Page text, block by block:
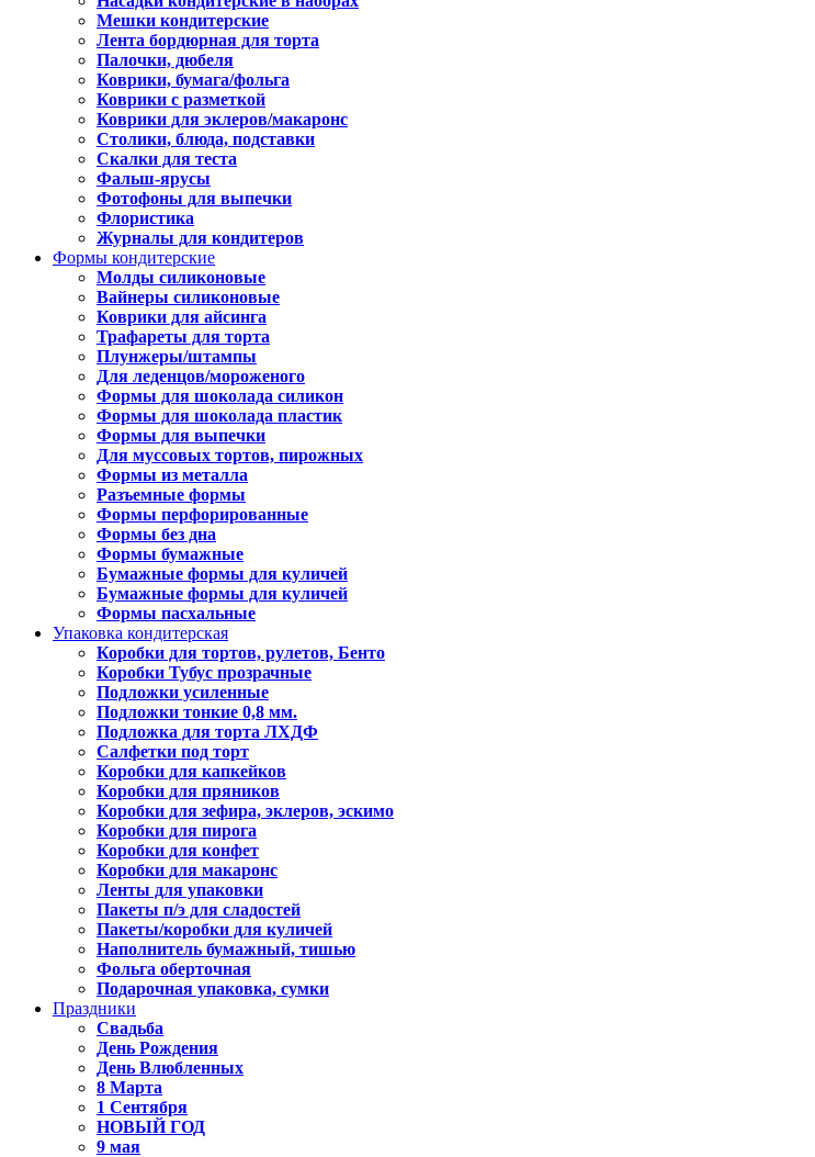
Мешки кондитерские
Лента бордюрная для торта
Палочки, дюбеля
Коврики, бумага/фольга
Коврики с разметкой
Коврики для эклеров/макаронс
Столики, блюда, подставки
Скалки для теста
Фальш-ярусы
Фотофоны для выпечки
Флористика
Журналы для кондитеров
Формы кондитерские
Молды силиконовые
Вайнеры силиконовые
Коврики для айсинга
Трафареты для торта
Плунжеры/штампы
Для леденцов/мороженого
Формы для шоколада силикон
Формы для шоколада пластик
Формы для выпечки
Для муссовых тортов, пирожных
Формы из металла
Разъемные формы
Формы перфорированные
Формы без дна
Формы бумажные
Бумажные формы для куличей
Бумажные формы для куличей
Формы пасхальные
Упаковка кондитерская
Коробки для тортов, рулетов, Бенто
Коробки Тубус прозрачные
Подложки усиленные
Подложки тонкие 0,8 мм.
Подложка для торта ЛХДФ
Салфетки под торт
Коробки для капкейков
Коробки для пряников
Коробки для зефира, эклеров, эскимо
Коробки для пирога
Коробки для конфет
Коробки для макаронс
Ленты для упаковки
Пакеты п/э для сладостей
Пакеты/коробки для куличей
Наполнитель бумажный, тишью
Фольга оберточная
Подарочная упаковка, сумки
Праздники
Свадьба
День Рождения
День Влюбленных
8 Марта
1 Сентября
НОВЫЙ ГОД
9 мая